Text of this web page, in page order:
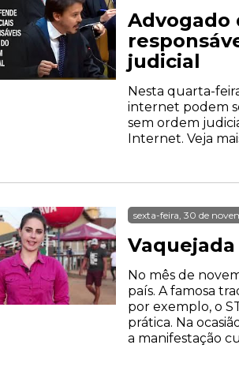
Advogado
judicial
Nesta quarta-
internet podem
sem ordem
Internet. Veja
sexta-feira, 30 de
No mês de
país. A famosa
por exemplo, o
prática. Na
a manifestação